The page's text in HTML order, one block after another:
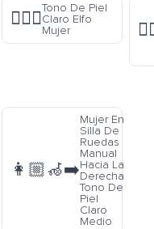
🧝🏻‍♀️
Tono De Piel
Claro Elfo
Mujer
👩🏼‍🦽‍➡️
Mujer En
Silla De
Ruedas
Manual
Hacia La
Derecha
Tono De
Piel
Claro
Medio